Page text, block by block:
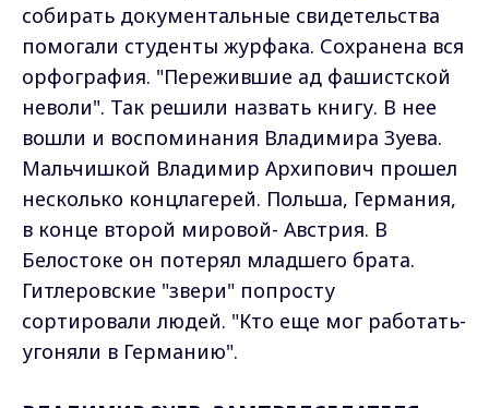
собирать документальные свидетельства
помогали студенты журфака. Сохранена вся
орфография. "Пережившие ад фашистской
неволи". Так решили назвать книгу. В нее
вошли и воспоминания Владимира Зуева.
Мальчишкой Владимир Архипович прошел
несколько концлагерей. Польша, Германия,
в конце второй мировой- Австрия. В
Белостоке он потерял младшего брата.
Гитлеровские "звери" попросту
сортировали людей. "Кто еще мог работать-
угоняли в Германию".